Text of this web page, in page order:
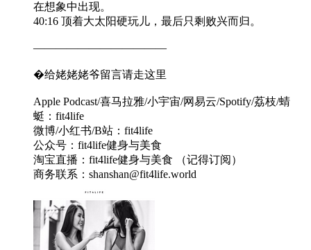
在想象中出现。
40:16 顶着大太阳硬玩儿，最后只剩败兴而归。
————————————
�给姥姥姥爷留言请走这里
Apple Podcast/喜马拉雅/小宇宙/网易云/Spotify/荔枝/蜻
蜓：fit4life
微博/小红书/B站：fit4life
公众号：fit4life健身与美食
淘宝直播：fit4life健身与美食 （记得订阅）
商务联系：shanshan@fit4life.world